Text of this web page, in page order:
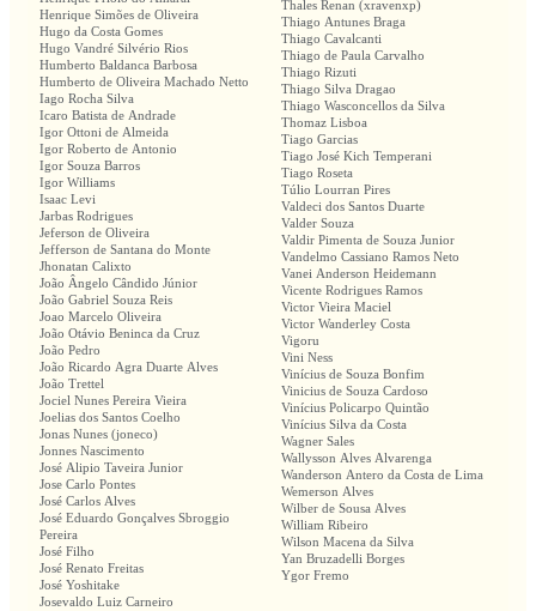
Henrique Simões de Oliveira
Hugo da Costa Gomes
Hugo Vandré Silvério Rios
Humberto Baldanca Barbosa
Humberto de Oliveira Machado Netto
Iago Rocha Silva
Icaro Batista de Andrade
Igor Ottoni de Almeida
Igor Roberto de Antonio
Igor Souza Barros
Igor Williams
Isaac Levi
Jarbas Rodrigues
Jeferson de Oliveira
Jefferson de Santana do Monte
Jhonatan Calixto
João Ângelo Cândido Júnior
João Gabriel Souza Reis
Joao Marcelo Oliveira
João Otávio Beninca da Cruz
João Pedro
João Ricardo Agra Duarte Alves
João Trettel
Jociel Nunes Pereira Vieira
Joelias dos Santos Coelho
Jonas Nunes (joneco)
Jonnes Nascimento
José Alipio Taveira Junior
Jose Carlo Pontes
José Carlos Alves
José Eduardo Gonçalves Sbroggio
Pereira
José Filho
José Renato Freitas
José Yoshitake
Josevaldo Luiz Carneiro
Thales Renan (xravenxp)
Thiago Antunes Braga
Thiago Cavalcanti
Thiago de Paula Carvalho
Thiago Rizuti
Thiago Silva Dragao
Thiago Wasconcellos da Silva
Thomaz Lisboa
Tiago Garcias
Tiago José Kich Temperani
Tiago Roseta
Túlio Lourran Pires
Valdeci dos Santos Duarte
Valder Souza
Valdir Pimenta de Souza Junior
Vandelmo Cassiano Ramos Neto
Vanei Anderson Heidemann
Vicente Rodrigues Ramos
Victor Vieira Maciel
Victor Wanderley Costa
Vigoru
Vini Ness
Vinícius de Souza Bonfim
Vinicius de Souza Cardoso
Vinícius Policarpo Quintão
Vinícius Silva da Costa
Wagner Sales
Wallysson Alves Alvarenga
Wanderson Antero da Costa de Lima
Wemerson Alves
Wilber de Sousa Alves
William Ribeiro
Wilson Macena da Silva
Yan Bruzadelli Borges
Ygor Fremo